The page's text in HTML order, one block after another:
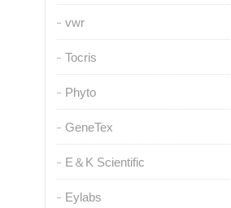
vwr
Tocris
Phyto
GeneTex
E＆K Scientific
Eylabs